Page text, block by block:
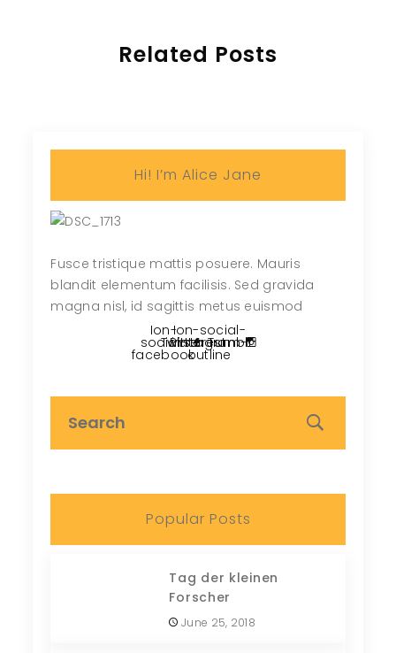
Related Posts
Hi! I’m Alice Jane
Fusce tristique mattis posuere. Mauris
blandit elementum facilisis. Sed gravida
magna nisl, id sagittis metus euismod
Ion-
social-
facebook
Twitter
Pinterest
Ion-social-
instagram-
outline
Tumblr
Popular Posts
Tag der kleinen
Forscher
June 25, 2018